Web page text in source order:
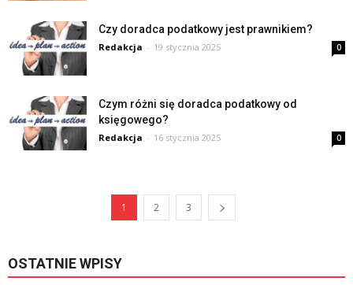
Czy doradca podatkowy jest prawnikiem?
Redakcja - 19 stycznia 2025 0
Czym różni się doradca podatkowy od
księgowego?
Redakcja - 16 stycznia 2025 0
1 2 3
OSTATNIE WPISY